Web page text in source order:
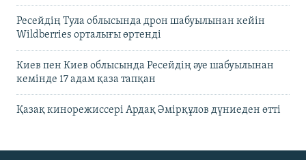
Ресейдің Тула облысында дрон шабуылынан кейін
Wildberries орталығы өртенді
Киев пен Киев облысында Ресейдің әуе шабуылынан
кемінде 17 адам қаза тапқан
Қазақ кинорежиссері Ардақ Әмірқұлов дүниеден өтті